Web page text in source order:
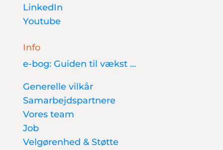
LinkedIn
Youtube
Info
e-bog: Guiden til vækst …
Generelle vilkår
Samarbejdspartnere
Vores team
Job
Velgørenhed & Støtte